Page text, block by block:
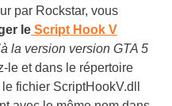
par Rockstar, vous
le Script Hook V
la version version GTA 5
le et dans le répertoire
fichier ScriptHookV.dll